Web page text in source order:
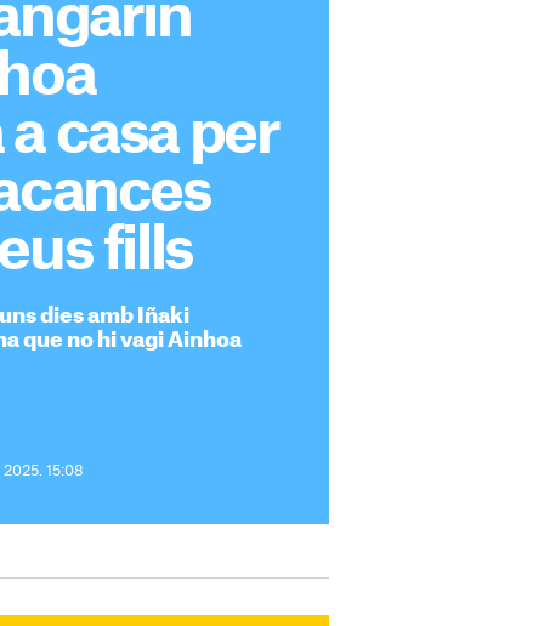
casa per
fills
dies amb Iñaki
que no hi vagi Ainhoa
15:08